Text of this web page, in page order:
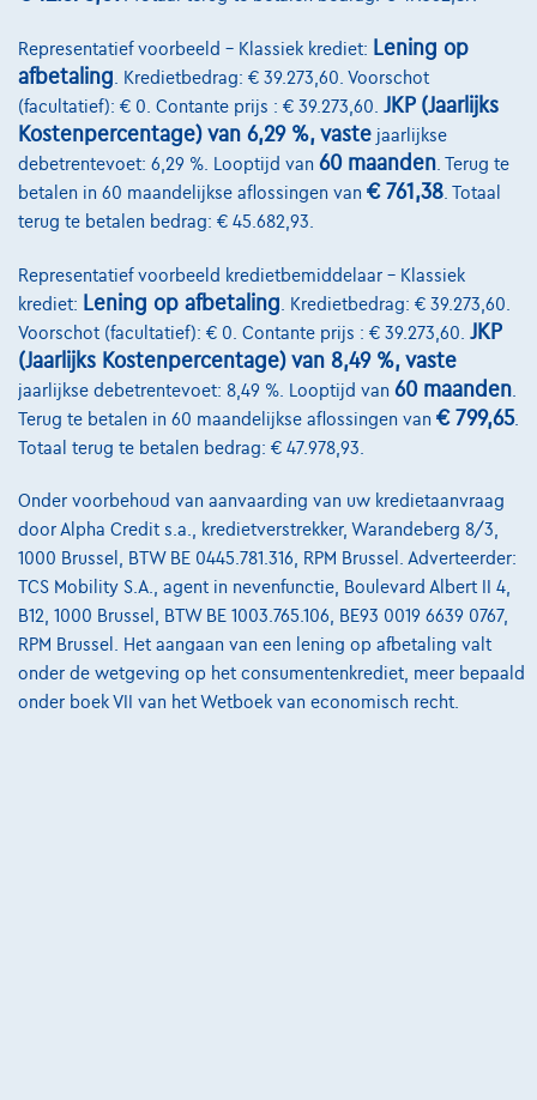
BMW Serie 2
223 i x Drive M sport Harman/Kardon panodak dig.airco alu19
01/2023
32.184 km Benzine Automaat 160 kW ( 218 PK )
Vanaf €612,12 /maand
met een laatste maandaflossing
van€8.587,12
Ontdek het volledige cijfervoorbeeld
3390 Tielt-Winge,
Vergelijk
Representatief voorbeeld – Klassiek krediet: Lening op
afbetaling . Kredietbedrag: € 39.273,60. Voorschot
(facultatief): € 0. Contante prijs : € 39.273,60. JKP (Jaarlijks
Kostenpercentage) van 6,29 %, vaste jaarlijkse
debetrentevoet: 6,29 %. Looptijd van 60 maanden . Terug te
betalen in 60 maandelijkse aflossingen van € 761,38 . Totaal
terug te betalen bedrag: € 45.682,93.
Representatief voorbeeld kredietbemiddelaar – Klassiek
krediet: Lening op afbetaling . Kredietbedrag: € 39.273,60.
Voorschot (facultatief): € 0. Contante prijs : € 39.273,60. JKP
(Jaarlijks Kostenpercentage) van 8,49 %, vaste
jaarlijkse debetrentevoet: 8,49 %. Looptijd van 60 maanden
Terug te betalen in 60 maandelijkse aflossingen van € 799,65.
Totaal terug te betalen bedrag: € 47.978,93.
Onder voorbehoud van aanvaarding van uw kredietaanvraag
door Alpha Credit s.a., kredietverstrekker, Warandeberg 8/3,
1000 Brussel, BTW BE 0445.781.316, RPM Brussel. Adverteerder:
TCS Mobility S.A., agent in nevenfunctie, Boulevard Albert II 4,
B12, 1000 Brussel, BTW BE 1003.765.106, BE93 0019 6639 0767,
RPM Brussel. Het aangaan van een lening op afbetaling valt
onder de wetgeving op het consumentenkrediet, meer bepaald
onder boek VII van het Wetboek van economisch recht.